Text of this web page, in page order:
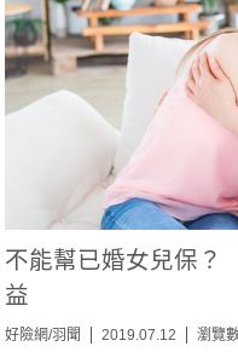
不能幫已婚女兒保
益
好險網/羽聞 2019.07.12 瀏覽